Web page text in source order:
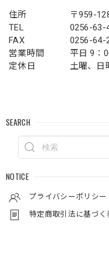
住所
〒959-
TEL
0256-63-
FAX
0256-64-
営業時間
平日 9：
定休日
土曜、日
SEARCH
NOTICE
プライバシーポリシー
特定商取引法に基づく